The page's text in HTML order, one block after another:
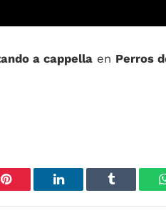
a cappella en Perros
Pinterest LinkedIn Tumblr